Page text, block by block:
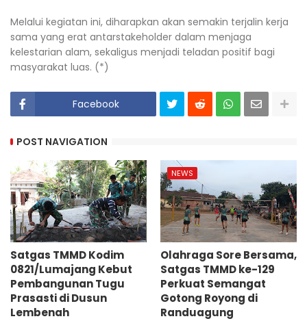
Melalui kegiatan ini, diharapkan akan semakin terjalin kerja
sama yang erat antarstakeholder dalam menjaga
kelestarian alam, sekaligus menjadi teladan positif bagi
masyarakat luas. (*)
Facebook
POST NAVIGATION
Satgas TMMD Kodim
0821/Lumajang Kebut
Pembangunan Tugu
Prasasti di Dusun
Lembenah
NEWS
Olahraga Sore Bersama,
Satgas TMMD ke-129
Perkuat Semangat
Gotong Royong di
Randuagung